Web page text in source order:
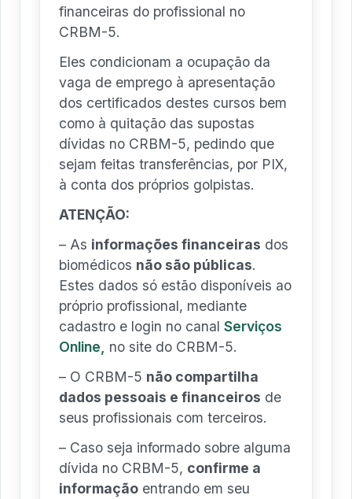
financeiras do profissional no
CRBM-5.
Eles condicionam a ocupação da
vaga de emprego à apresentação
dos certificados destes cursos bem
como à quitação das supostas
dívidas no CRBM-5, pedindo que
sejam feitas transferências, por PIX,
à conta dos próprios golpistas.
ATENÇÃO:
– As informações financeiras dos
biomédicos não são públicas.
Estes dados só estão disponíveis ao
próprio profissional, mediante
cadastro e login no canal Serviços
Online,
no site do CRBM-5.
– O CRBM-5 não compartilha
dados pessoais e financeiros de
seus profissionais com terceiros.
– Caso seja informado sobre alguma
dívida no CRBM-5, confirme a
informação entrando em seu